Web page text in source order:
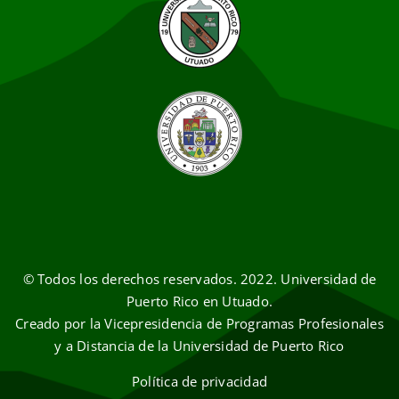
© Todos los derechos reservados. 2022. Universidad de
Puerto Rico en Utuado.
Creado por la Vicepresidencia de Programas Profesionales
y a Distancia de la Universidad de Puerto Rico
Política de privacidad